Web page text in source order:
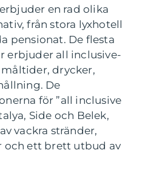
en rad olika
från stora lyxhotell
pensionat. De flesta
erbjuder all inclusive-
drycker,
De
för ”all inclusive
Side och Belek,
vackra stränder,
och ett brett utbud av